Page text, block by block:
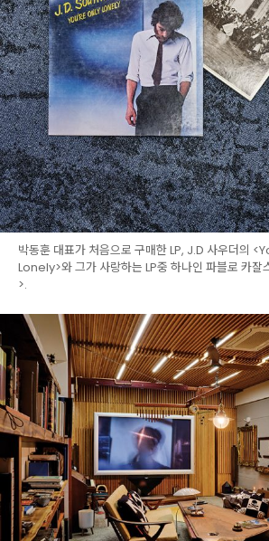
박동훈 대표가 처음으로 구매한 LP, J.D 사우더의
Lonely>와 그가 사랑하는 LP중 하나인 파블로 카잘
>.